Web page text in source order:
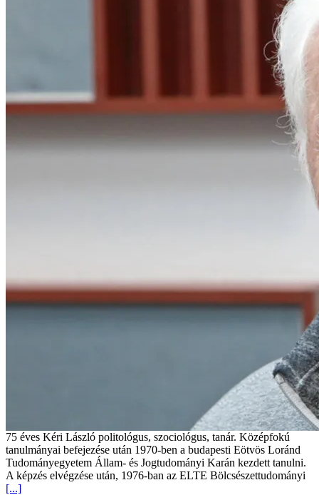
75 éves Kéri László politológus, szociológus, tanár. Középfokú
tanulmányai befejezése után 1970-ben a budapesti Eötvös Loránd
Tudományegyetem Állam- és Jogtudományi Karán kezdett tanulni.
A képzés elvégzése után, 1976-ban az ELTE Bölcsészettudományi
[...]